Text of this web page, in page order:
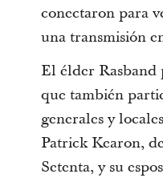
conectaron para
una transmisión
El élder Rasband
que también
generales y
Patrick Kearon,
Setenta, y su